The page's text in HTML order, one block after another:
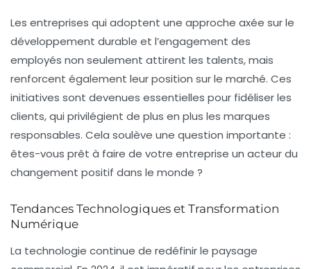
Les entreprises qui adoptent une approche axée sur le
développement durable et l’engagement des
employés non seulement attirent les talents, mais
renforcent également leur position sur le marché. Ces
initiatives sont devenues essentielles pour fidéliser les
clients, qui privilégient de plus en plus les marques
responsables. Cela soulève une question importante :
êtes-vous prêt à faire de votre entreprise un acteur du
changement positif dans le monde ?
Tendances Technologiques et Transformation
Numérique
La technologie continue de redéfinir le paysage